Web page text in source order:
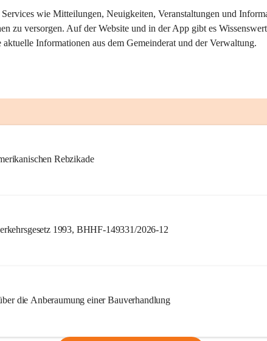
wie Mitteilungen, Neuigkeiten, Veranstaltungen und
zu versorgen. Auf der Website und in der App gibt es
Informationen aus dem Gemeinderat und der Verwaltung.
Rebzikade
1993, BHHF-149331/2026-12
die Anberaumung einer Bauverhandlung